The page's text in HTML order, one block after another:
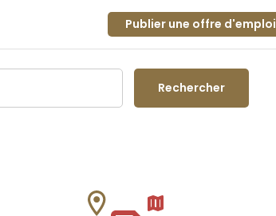
Publier une offre d'emploi
Rechercher